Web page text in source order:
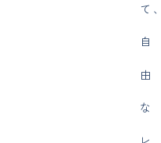
て
自
由
な